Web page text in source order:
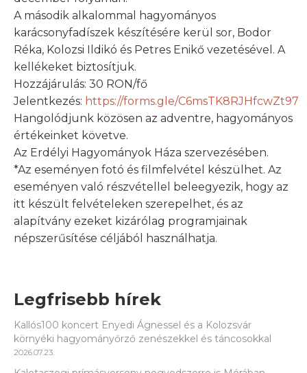
A második alkalommal hagyományos
karácsonyfadíszek készítésére kerül sor, Bodor
Réka, Kolozsi Ildikó és Petres Enikő vezetésével. A
kellékeket biztosítjuk.
Hozzájárulás: 30 RON/fő
Jelentkezés: https://forms.gle/C6msTK8RJHfcwZt97
Hangolódjunk közösen az adventre, hagyományos
értékeinket követve.
Az Erdélyi Hagyományok Háza szervezésében.
*Az eseményen fotó és filmfelvétel készülhet. Az
eseményen való részvétellel beleegyezik, hogy az
itt készült felvételeken szerepelhet, és az
alapítvány ezeket kizárólag programjainak
népszerűsítése céljából használhatja.
Legfrisebb hírek
Kallós100 koncert Enyedi Ágnessel és a Kolozsvár
környéki hagyományőrző zenészekkel és táncosokkal
2026.07.23.